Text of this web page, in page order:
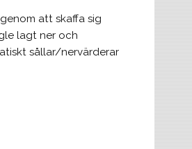
att skaffa sig
lagt ner och
sållar/nervärderar